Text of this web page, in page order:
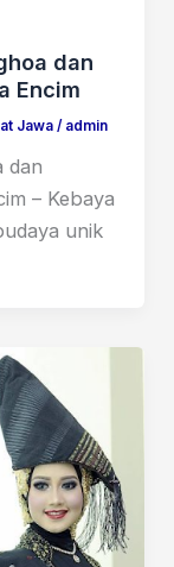
dan
Encim
Jawa/ admin
dan
– Kebaya
unik